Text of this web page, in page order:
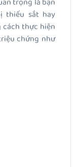
thiếu sắt hay
cách thực hiện
chứng như